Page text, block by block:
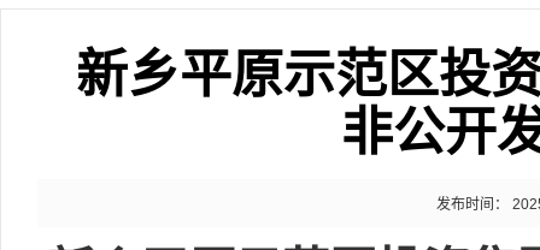
新乡平原示范区投
非公开
发布时间：